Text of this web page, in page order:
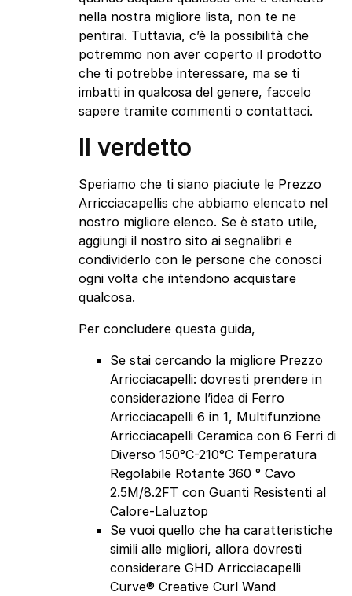
nella nostra migliore lista, non te ne
pentirai. Tuttavia, c’è la possibilità che
potremmo non aver coperto il prodotto
che ti potrebbe interessare, ma se ti
imbatti in qualcosa del genere, faccelo
sapere tramite commenti o contattaci.
Il verdetto
Speriamo che ti siano piaciute le Prezzo
Arricciacapellis che abbiamo elencato nel
nostro migliore elenco. Se è stato utile,
aggiungi il nostro sito ai segnalibri e
condividerlo con le persone che conosci
ogni volta che intendono acquistare
qualcosa.
Per concludere questa guida,
Se stai cercando la migliore Prezzo
Arricciacapelli: dovresti prendere in
considerazione l’idea di Ferro
Arricciacapelli 6 in 1, Multifunzione
Arricciacapelli Ceramica con 6 Ferri di
Diverso 150°C-210°C Temperatura
Regolabile Rotante 360 ° Cavo
2.5M/8.2FT con Guanti Resistenti al
Calore-Laluztop
Se vuoi quello che ha caratteristiche
simili alle migliori, allora dovresti
considerare GHD Arricciacapelli
Curve® Creative Curl Wand